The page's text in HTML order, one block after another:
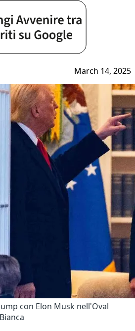
March 14, 2025
con Elon Musk nell'Oval